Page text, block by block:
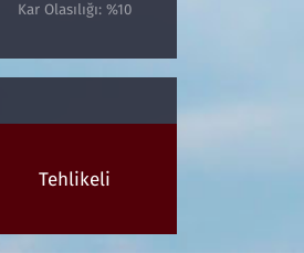
Kar Olasılığı: %10
Tehlikeli